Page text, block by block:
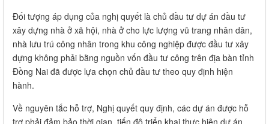
Đối tượng áp dụng của nghị quyết là chủ đầu tư dự án đầu tư
xây dựng nhà ở xã hội, nhà ở cho lực lượng vũ trang nhân dân,
nhà lưu trú công nhân trong khu công nghiệp được đầu tư xây
dựng không phải bằng nguồn vốn đầu tư công trên địa bàn tỉnh
Đồng Nai đã được lựa chọn chủ đầu tư theo quy định hiện
hành.
Về nguyên tắc hỗ trợ, Nghị quyết quy định, các dự án được hỗ
trợ phải đảm bảo thời gian, tiến độ triển khai thực hiện dự án